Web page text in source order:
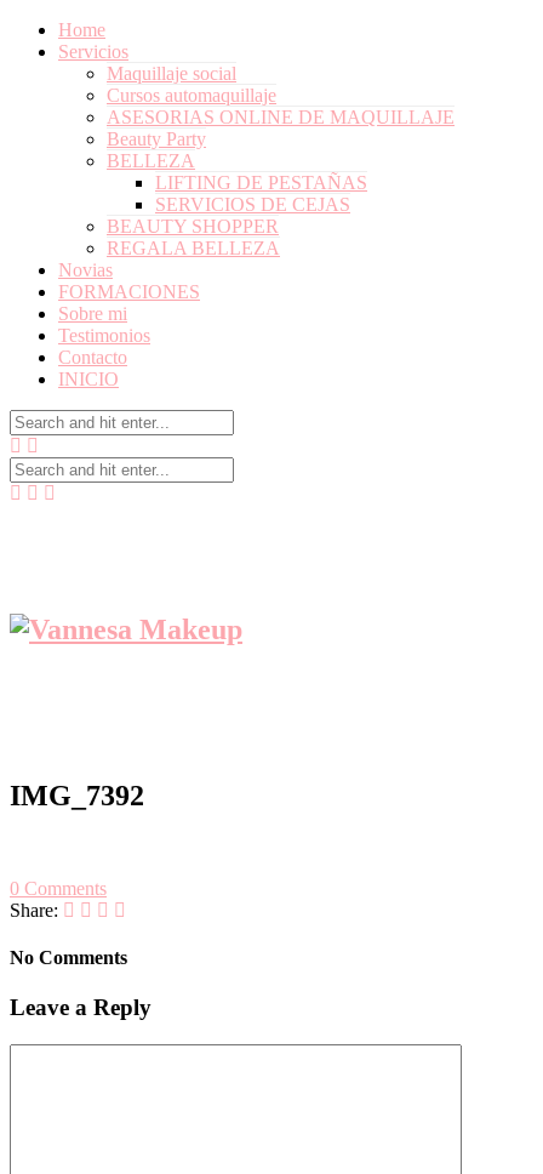
Home
Servicios
Maquillaje social
Cursos automaquillaje
ASESORIAS ONLINE DE MAQUILLAJE
Beauty Party
BELLEZA
LIFTING DE PESTAÑAS
SERVICIOS DE CEJAS
BEAUTY SHOPPER
REGALA BELLEZA
Novias
FORMACIONES
Sobre mi
Testimonios
Contacto
INICIO
IMG_7392
0 Comments
Share:
No Comments
Leave a Reply